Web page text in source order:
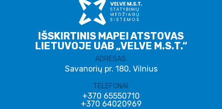
IŠSKIRTINIS MAPEI ATSTOVAS
LIETUVOJE UAB „VELVE M.S.T.“
ADRESAS:
Savanorių pr. 180, Vilnius
TELEFONAI:
+370 65550710
+370 64020969